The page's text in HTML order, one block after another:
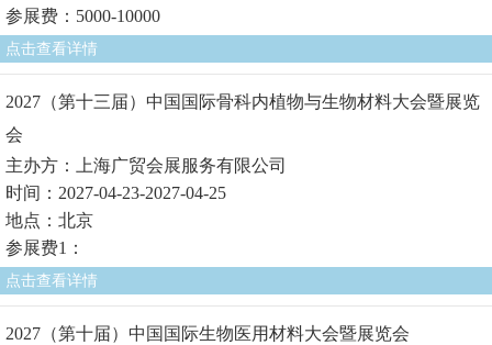
参展费：5000-10000
点击查看详情
2027（第十三届）中国国际骨科内植物与生物材料大会暨展览
会
主办方：上海广贸会展服务有限公司
时间：2027-04-23-2027-04-25
地点：北京
参展费1：
点击查看详情
2027（第十届）中国国际生物医用材料大会暨展览会